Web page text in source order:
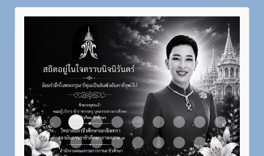
Item 1 Item 2Item 3
Item 4 Item 5 Item 6 Item 7 Item 8Item 9Item 10
Item 11Item 12Item 13Item 14Item 15Item 16 Item 17Item 18Item 19Item 20